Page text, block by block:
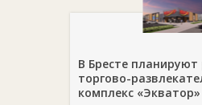
В Бресте
торгово-
комплекс «Экватор»